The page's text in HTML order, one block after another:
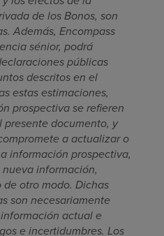
de los Bonos, son
Además, Encompass
sénior, podrá
públicas
descritos en el
estas estimaciones,
prospectiva se refieren
documento, y
a actualizar o
información prospectiva,
información,
otro modo. Dichas
son necesariamente
actual e
e incertidumbres. Los